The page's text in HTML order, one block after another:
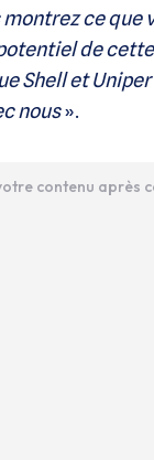
montrez ce que
de
Shell et
nous».
contenu après